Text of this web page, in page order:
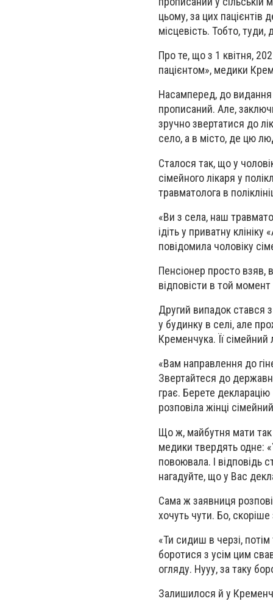
цьому, за цих
місцевість. Тобто,
Про те, що з 1 квітня,
пацієнтом», медики
Насамперед, до видання
прописаний. Але,
зручно звертатися до
село, а в місто, де цю
Сталося так, що у
сімейного лікаря у
травматолога в
«Ви з села, наш
ідіть у приватну
повідомила чоловіку
Пенсіонер просто взяв,
відповісти в той
Другий випадок стався
у будинку в селі, але
Кременчука. Її
«Вам направлення до
Звертайтеся до
грає. Берете
розповіла жінці
Що ж, майбутня мати так
медики твердять одне:
повоювала. І відповідь
нагадуйте, що у Вас
Сама ж заявниця
хочуть чути. Бо,
«Ти сидиш в черзі,
боротися з усім цим
огляду. Нууу, за таку
Залишилося й у